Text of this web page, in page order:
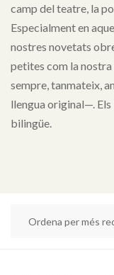
camp del teatre, la
Especialment en
nostres novetats
petites com la nostra
sempre, tanmateix,
llengua original—. Els
bilingüe.